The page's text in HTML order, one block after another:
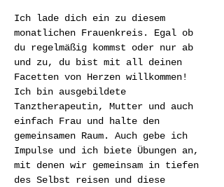
Ich lade dich ein zu diesem
monatlichen Frauenkreis. Egal ob
du regelmäßig kommst oder nur ab
und zu, du bist mit all deinen
Facetten von Herzen willkommen!
Ich bin ausgebildete
Tanztherapeutin, Mutter und auch
einfach Frau und halte den
gemeinsamen Raum. Auch gebe ich
Impulse und ich biete Übungen an,
mit denen wir gemeinsam in tiefen
des Selbst reisen und diese